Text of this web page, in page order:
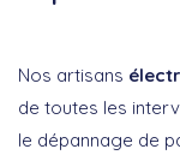
Nos artisans
de toutes les
le dépannage de